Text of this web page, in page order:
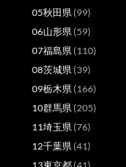
05秋田県(99)
06山形県(59)
07福島県(110)
08茨城県(39)
09栃木県(166)
10群馬県(205)
11埼玉県(76)
12千葉県(41)